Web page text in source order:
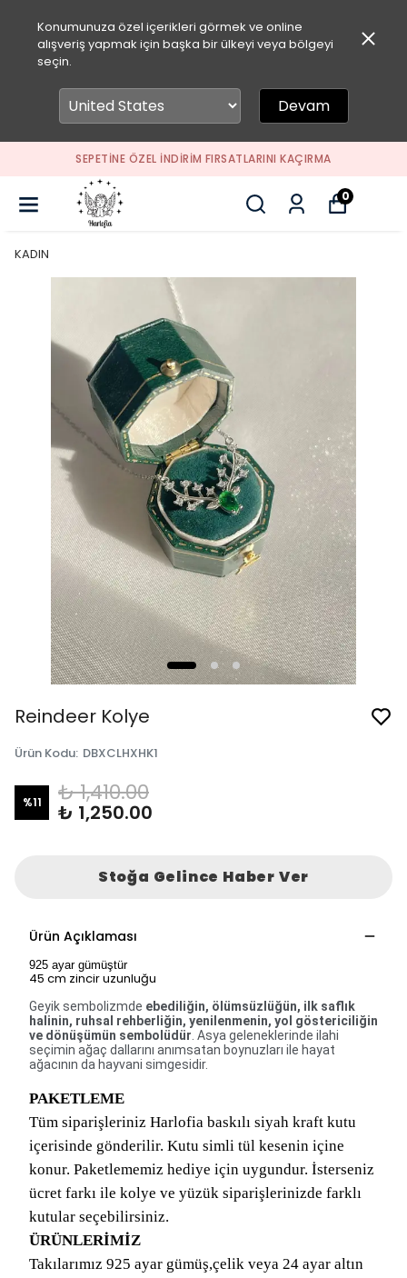
Konumunuza özel içerikleri görmek ve online
alışveriş yapmak için başka bir ülkeyi veya bölgeyi
seçin.
Devam
SEPETİNE ÖZEL İNDİRİM FIRSATLARINI KAÇIRMA
0
KADIN
Reindeer Kolye
Ürün Kodu: DBXCLHXHK1
%11 ₺ 1,410.00
₺ 1,250.00
Stoğa Gelince Haber Ver
Ürün Açıklaması
925 ayar gümüştür
45 cm zincir uzunluğu
Geyik sembolizmde ebediliğin, ölümsüzlüğün, ilk saflık
halinin, ruhsal rehberliğin, yenilenmenin, yol göstericiliğin
ve dönüşümün sembolüdür . Asya geleneklerinde ilahi
seçimin ağaç dallarını anımsatan boynuzları ile hayat
ağacının da hayvani simgesidir.
PAKETLEME
Tüm siparişleriniz Harlofia baskılı siyah kraft kutu
içerisinde gönderilir. Kutu simli tül kesenin içine
konur. Paketlememiz hediye için uygundur. İsterseniz
ücret farkı ile kolye ve yüzük siparişlerinizde farklı
kutular seçebilirsiniz.
ÜRÜNLERİMİZ
Takılarımız 925 ayar gümüş,çelik veya 24 ayar altın